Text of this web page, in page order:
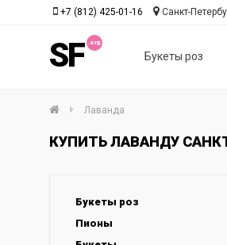
SF Букеты роз
+7 (812) 425-01-16 Санкт-
Лаванда
КУПИТЬ ЛАВАНДУ
Букеты роз
Пионы